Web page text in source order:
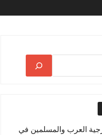
العرب والمسلمين في